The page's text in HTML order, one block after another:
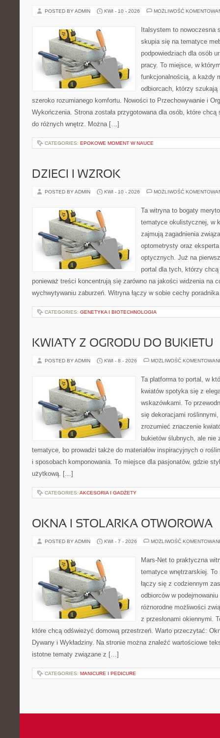
POSTED BY ADMIN KWI - 10 - 2026 MOŻLIWOŚĆ
Italsystem to nowoczesna
skupia się na tematyce
podpowiedziach dla osób
pracy. To miejsce, w
funkcjonalnością, a każdy
odbiorcach, którzy
szeroko rozumianego komfortu. Nowości to Przechowywanie i
Wykończenia. Strona została przygotowana dla osób, które chcą
do różnych wnętrz. Można […]
CATEGORIES: EPOKOWE MOMENT W NAUCE
DZIECI I WZROK
POSTED BY ADMIN KWI - 10 - 2026 MOŻLIWOŚĆ
Ta witryna to bogaty
tematyce okulistycznej, w
zajmują zagadnienia
optometrysty oraz
optycznych. Już na
portal dla tych, którzy
ponieważ treści koncentrują się zarówno na jakości widzenia na
wychwytywaniu zaburzeń. Witryna łączy w sobie cechy
CATEGORIES: GENETYKA I BIOTECHNOLOGIA
KWIATY Z OGRODU DO BUKIETU
POSTED BY ADMIN KWI - 8 - 2026 MOŻLIWOŚĆ
Ta platforma to portal, w
kwiatów spotyka się z
wskazówkami. To
się dekoracjami
zrozumieć znaczenie
bukietów ślubnych, ale nie
tematyce, bo prowadzi także do materiałów inspiracyjnych o
i sposobach komponowania. To miejsce dla pasjonatów, gdzie
użytkową. […]
CATEGORIES: AKCESORIA I GADŻETY
OKNA I STOLARKA OTWOROWA
POSTED BY ADMIN KWI - 7 - 2026 MOŻLIWOŚĆ
Mars-Net to praktyczna
tematyce wnętrzarskiej.
łączy się z codziennym
odbiorców w
różnorodne możliwości
z przesłonami okiennymi.
które chcą odświeżyć domową przestrzeń. Warto przeczytać:
Dywany i Wykładziny. Na stronie można znaleźć wartościowe
istotne tematy związane z […]
CATEGORIES: MANICURE I PEDICURE